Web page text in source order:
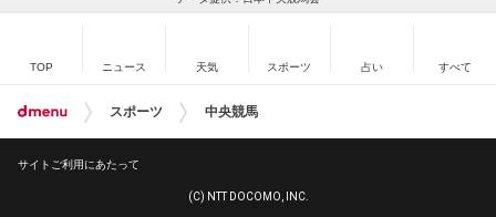
TOP ニュース 天気 スポーツ 占い すべて
スポーツ 中央競馬
サイトご利用にあたって
(C) NTT DOCOMO, INC.